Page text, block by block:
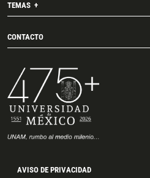
TEMAS
CONTACTO
AVISO DE PRIVACIDAD